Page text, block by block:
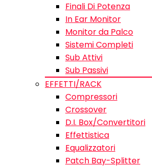
Finali Di Potenza
In Ear Monitor
Monitor da Palco
Sistemi Completi
Sub Attivi
Sub Passivi
EFFETTI/RACK
Compressori
Crossover
D.I. Box/Convertitori
Effettistica
Equalizzatori
Patch Bay-Splitter